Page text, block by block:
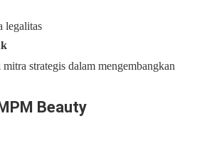
legalitas
strategis dalam mengembangkan
Beauty